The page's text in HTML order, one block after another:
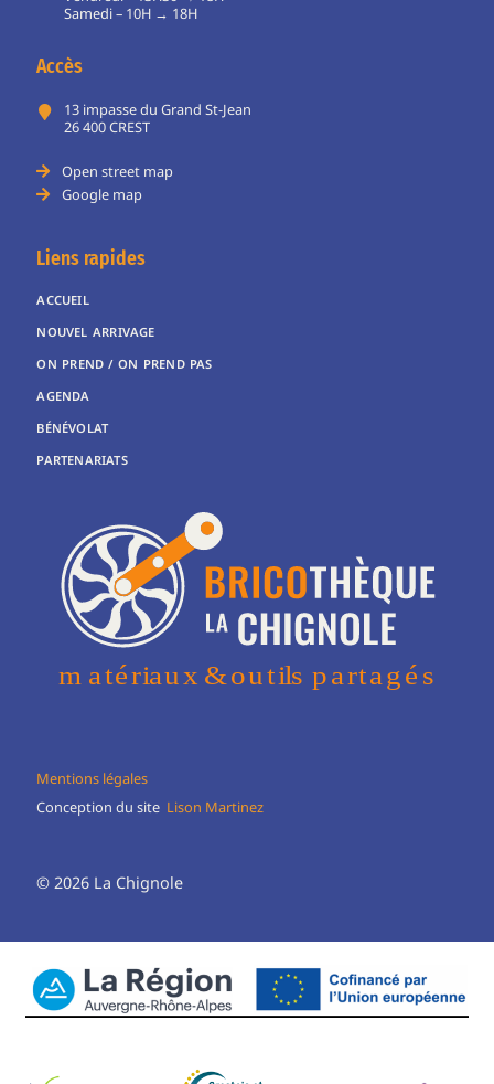
Mentions légales
Conception du site Lison Martinez
© 2026 La Chignole
Liens rapides
ACCUEIL
NOUVEL ARRIVAGE
ON PREND / ON PREND PAS
AGENDA
BÉNÉVOLAT
PARTENARIATS
Samedi – 10H → 18H
Accès
13 impasse du Grand St-Jean
26 400 CREST
Open street map
Google map